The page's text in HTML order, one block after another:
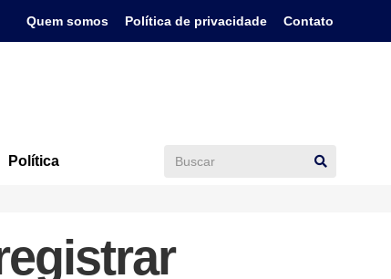
Quem somos Política de privacidade Contato
Política